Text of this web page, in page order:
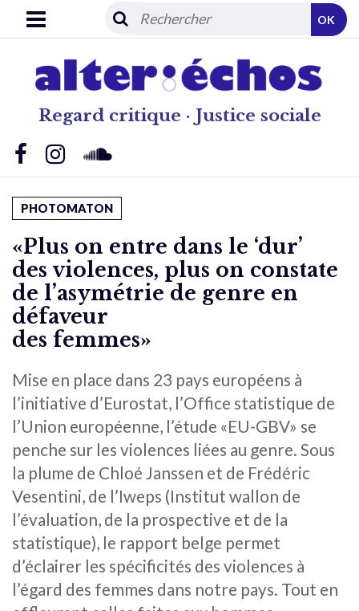
Regard critique · Justice sociale
OK
PHOTOMATON
«Plus on entre dans le ‘dur’
des violences, plus on constate
de l’asymétrie de genre en
défaveur
des femmes»
Mise en place dans 23 pays européens à
l’initiative d’Eurostat, l’Office statistique de
l’Union européenne, l’étude «EU-GBV» se
penche sur les violences liées au genre. Sous
la plume de Chloé Janssen et de Frédéric
Vesentini, de l’Iweps (Institut wallon de
l’évaluation, de la prospective et de la
statistique), le rapport belge permet
d’éclairer les spécificités des violences à
l’égard des femmes dans notre pays. Tout en